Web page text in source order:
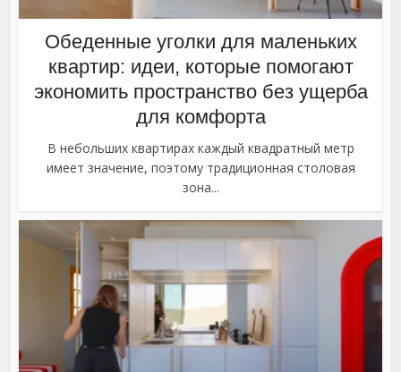
Обеденные уголки для маленьких
квартир: идеи, которые помогают
экономить пространство без ущерба
для комфорта
В небольших квартирах каждый квадратный метр
имеет значение, поэтому традиционная столовая
зона...